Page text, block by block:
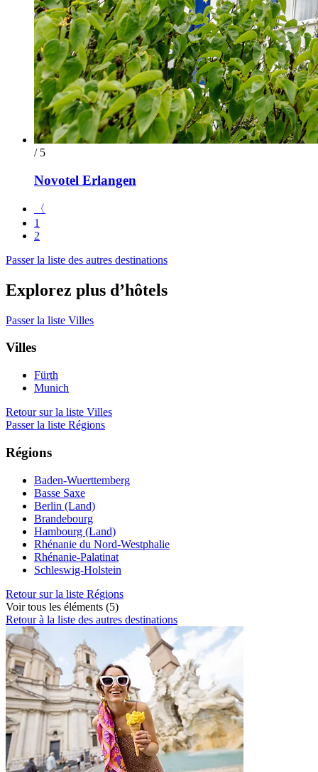
/ 5
Novotel Erlangen
〈
1
2
Passer la liste des autres destinations
Explorez plus d’hôtels
Passer la liste Villes
Villes
Fürth
Munich
Retour sur la liste Villes
Passer la liste Régions
Régions
Baden-Wuerttemberg
Basse Saxe
Berlin (Land)
Brandebourg
Hambourg (Land)
Rhénanie du Nord-Westphalie
Rhénanie-Palatinat
Schleswig-Holstein
Retour sur la liste Régions
Voir tous les éléments (5)
Retour à la liste des autres destinations